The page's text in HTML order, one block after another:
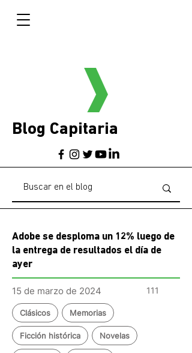
Blog Capitaria
Adobe se desploma un 12% luego de
la entrega de resultados el día de
ayer
15 de marzo de 2024 111
Clásicos Memorias
Ficción histórica Novelas